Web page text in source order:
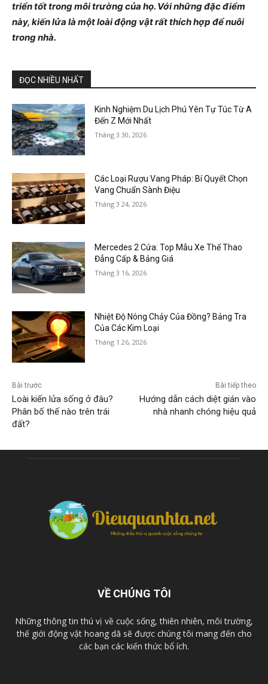
triển tốt trong môi trường của họ. Với những đặc điểm
này, kiến lửa là một loài động vật rất thích hợp để nuôi
trong nhà.
ĐỌC NHIỀU NHẤT
Kinh Nghiệm Du Lịch Phú Yên Tự Túc Từ A
Đến Z Mới Nhất
Tháng 3 30, 2026
Các Loại Rượu Vang Pháp: Bí Quyết Chọn
Vang Chuẩn Sành Điệu
Tháng 3 24, 2026
Mercedes 2 Cửa: Top Mẫu Xe Thể Thao
Đẳng Cấp & Bảng Giá
Tháng 3 16, 2026
Nhiệt Độ Nóng Chảy Của Đồng? Bảng Tra
Của Các Kim Loại
Tháng 1 26, 2026
Bài trước
Loài kiến lửa sống ở đâu?
Phân bố thế nào trên trái
đất?
Bài tiếp theo
Hướng dẫn cách diệt gián vào
nhà nhanh chóng hiệu quả
VỀ CHÚNG TÔI
Những thông tin thú vị về cuộc sống, thiên nhiên, môi trường,
thế giới động vật hoang dã sẽ được chúng tôi mang đến cho
các bạn các kiến thức bổ ích.